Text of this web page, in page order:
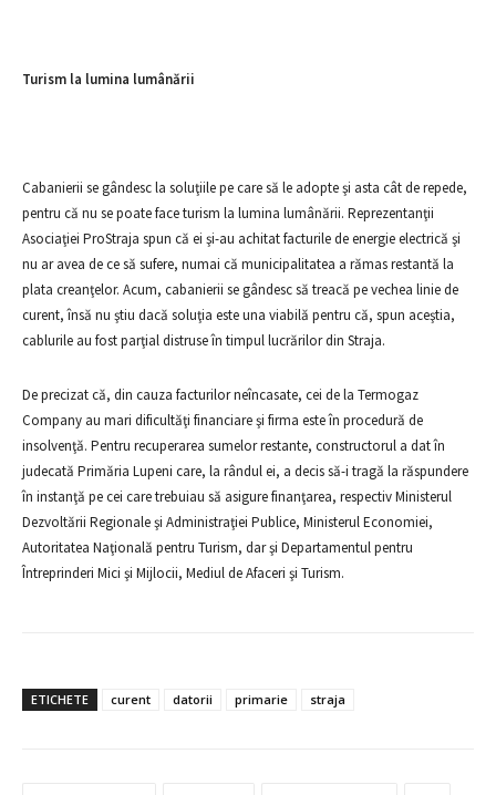
Turism la lumina lumânării
Cabanierii se gândesc la soluţiile pe care să le adopte şi asta cât de repede,
pentru că nu se poate face turism la lumina lumânării. Reprezentanţii
Asociaţiei ProStraja spun că ei şi-au achitat facturile de energie electrică şi
nu ar avea de ce să sufere, numai că municipalitatea a rămas restantă la
plata creanţelor. Acum, cabanierii se gândesc să treacă pe vechea linie de
curent, însă nu ştiu dacă soluţia este una viabilă pentru că, spun aceştia,
cablurile au fost parţial distruse în timpul lucrărilor din Straja.
De precizat că, din cauza facturilor neîncasate, cei de la Termogaz
Company au mari dificultăţi financiare şi firma este în procedură de
insolvenţă. Pentru recuperarea sumelor restante, constructorul a dat în
judecată Primăria Lupeni care, la rândul ei, a decis să-i tragă la răspundere
în instanţă pe cei care trebuiau să asigure finanţarea, respectiv Ministerul
Dezvoltării Regionale şi Administraţiei Publice, Ministerul Economiei,
Autoritatea Naţională pentru Turism, dar şi Departamentul pentru
Întreprinderi Mici şi Mijlocii, Mediul de Afaceri şi Turism.
ETICHETE curent datorii primarie straja